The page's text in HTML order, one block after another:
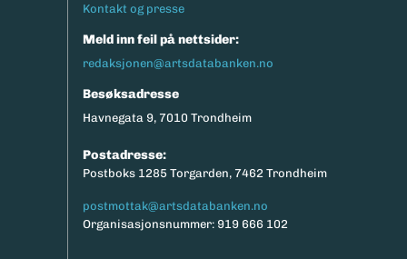
Kontakt og presse
Meld inn feil på nettsider:
redaksjonen@artsdatabanken.no
Besøksadresse
Havnegata 9, 7010 Trondheim
Postadresse:
Postboks 1285 Torgarden, 7462 Trondheim
postmottak@artsdatabanken.no
Organisasjonsnummer: 919 666 102